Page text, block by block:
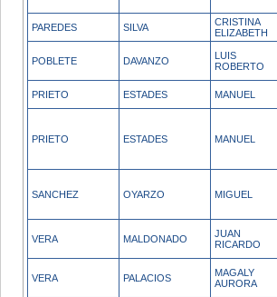
PAREDES SILVA
CRISTINA
ELIZABETH
POBLETE DAVANZO
LUIS
ROBERTO
PRIETO ESTADES MANUEL
PRIETO ESTADES MANUEL
SANCHEZ OYARZO MIGUEL
VERA MALDONADO
JUAN
RICARDO
VERA PALACIOS
MAGALY
AURORA